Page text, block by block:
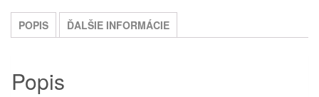
POPIS ĎALŠIE INFORMÁCIE
Popis